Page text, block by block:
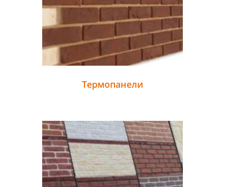
Термопанели